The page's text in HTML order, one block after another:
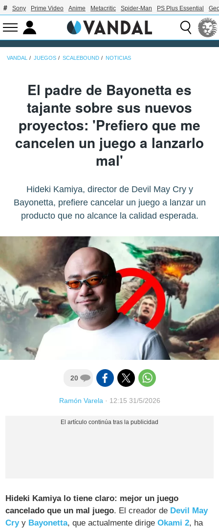
Sony Prime Video Anime Metacritic Spider-Man PS Plus Essential
VANDAL JUEGOS SCALEBOUND NOTICIAS
El padre de Bayonetta es
tajante sobre sus nuevos
proyectos: 'Prefiero que me
cancelen un juego a lanzarlo
mal'
Hideki Kamiya, director de Devil May Cry y
Bayonetta, prefiere cancelar un juego a lanzar un
producto que no alcance la calidad esperada.
20
Ramón Varela· 12:15 31/5/2026
Hideki Kamiya lo tiene claro: mejor un juego
cancelado que un mal juego. El creador de Devil May
Cryy Bayonetta, que actualmente dirigeOkami 2, ha